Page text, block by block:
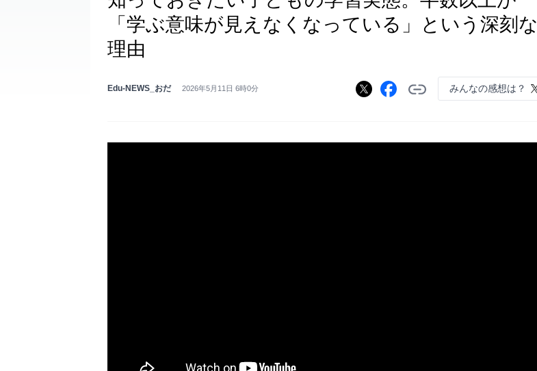
「学ぶ意味が見えなくなっている」という深刻な
理由
Edu-NEWS_おだ 2026年5月11日 6時0分 みんなの感想は？